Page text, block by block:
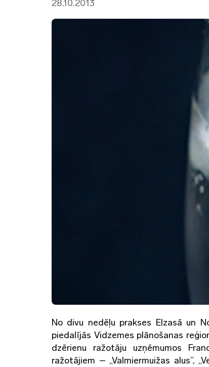
28.10.2013
No divu nedēļu prakses Elzasā un
piedalījās Vidzemes plānošanas
dzērienu ražotāju uzņēmumos
ražotājiem – „Valmiermuižas alus”,